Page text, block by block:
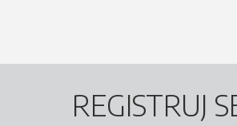
REGISTRUJ